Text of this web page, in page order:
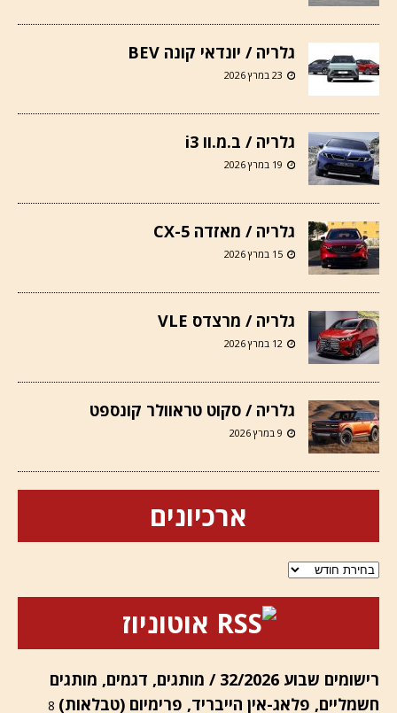
גלריה / יונדאי קונה BEV
23 במרץ 2026
גלריה / ב.מ.וו i3
19 במרץ 2026
גלריה / מאזדה CX-5
15 במרץ 2026
גלריה / מרצדס VLE
12 במרץ 2026
גלריה / סקוט טראוולר קונספט
9 במרץ 2026
ארכיונים
ארכיונים
אוטוניוז
רישומים שבוע 32/2026 / מותגים, דגמים, מותגים
חשמליים, פלאג-אין הייבריד, פרימיום (טבלאות) 8